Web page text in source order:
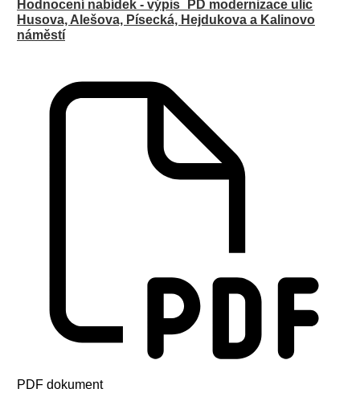
Hodnocení nabídek - výpis_PD modernizace ulic
Husova, Alešova, Písecká, Hejdukova a Kalinovo
náměstí
PDF dokument